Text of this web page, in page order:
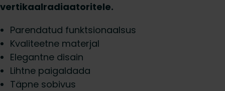
vertikaalradiaatoritele.
Parendatud funktsionaalsus
Kvaliteetne materjal
Elegantne disain
Lihtne paigaldada
Täpne sobivus